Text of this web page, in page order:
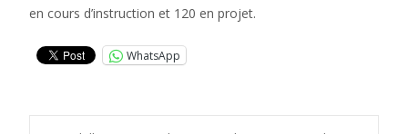
en cours d’instruction et 120 en projet.
WhatsApp